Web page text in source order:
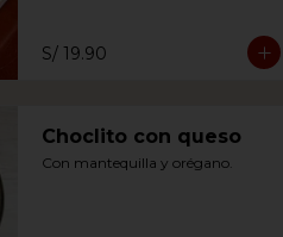
S/ 19.90
Choclito con queso
Con mantequilla y orégano.